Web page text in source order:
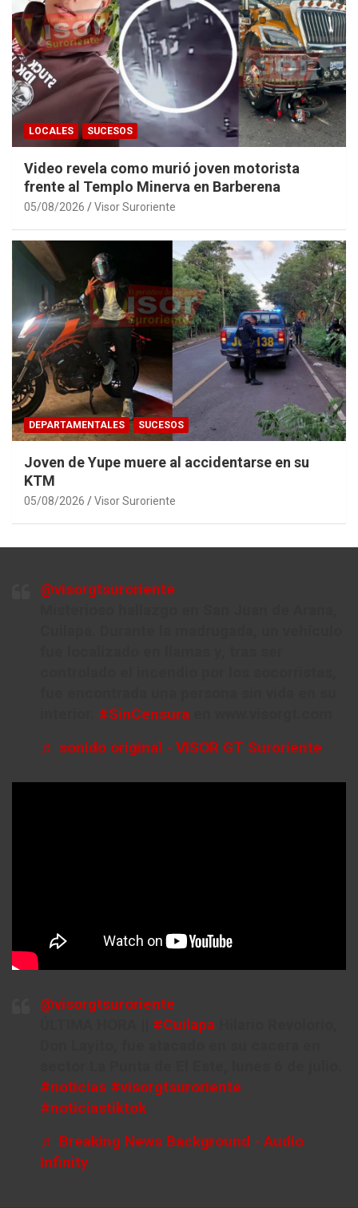
LOCALES SUCESOS
Video revela como murió joven motorista
frente al Templo Minerva en Barberena
05/08/2026 Visor Suroriente
DEPARTAMENTALES SUCESOS
Joven de Yupe muere al accidentarse en su
KTM
05/08/2026 Visor Suroriente
@visorgtsuroriente
#SinCensura
♬ sonido original - VISOR GT Suroriente
@visorgtsuroriente
#Cuilapa
#noticias #visorgtsuroriente
#noticiastiktok
♬ Breaking News Background - Audio
Infinity